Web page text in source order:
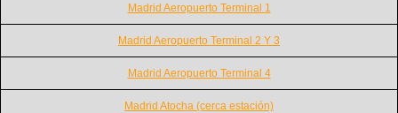
Madrid Aeropuerto Terminal 1
Madrid Aeropuerto Terminal 2 Y 3
Madrid Aeropuerto Terminal 4
Madrid Atocha (cerca estación)